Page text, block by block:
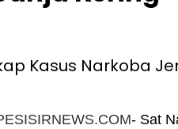
- Sat